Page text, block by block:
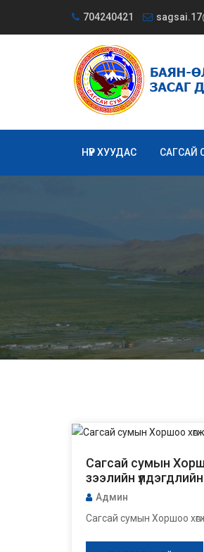
704240421
НҮҮР ХУУДАС САГСАЙ
Сагсай сумын
зээлийн
Админ
Сагсай сумын Хоршоо